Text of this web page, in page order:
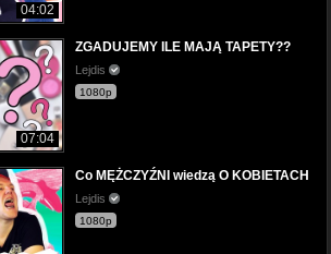
04:02
07:04
ZGADUJEMY ILE MAJĄ TAPETY??
Lejdis
1080p
Co MĘŻCZYŹNI wiedzą O KOBIETACH
Lejdis
1080p